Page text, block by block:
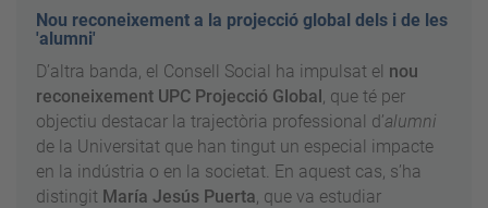
Nou reconeixement a la projecció global dels i de les
'alumni'
D’altra banda, el Consell Social ha impulsat el nou
reconeixement UPC Projecció Global , que té per
objectiu destacar la trajectòria professional d’alumni
de la Universitat que han tingut un especial impacte
en la indústria o en la societat. En aquest cas, s’ha
distingit María Jesús Puerta , que va estudiar